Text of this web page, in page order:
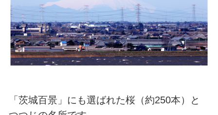
「茨城百景」にも選ばれた桜（約250本）と